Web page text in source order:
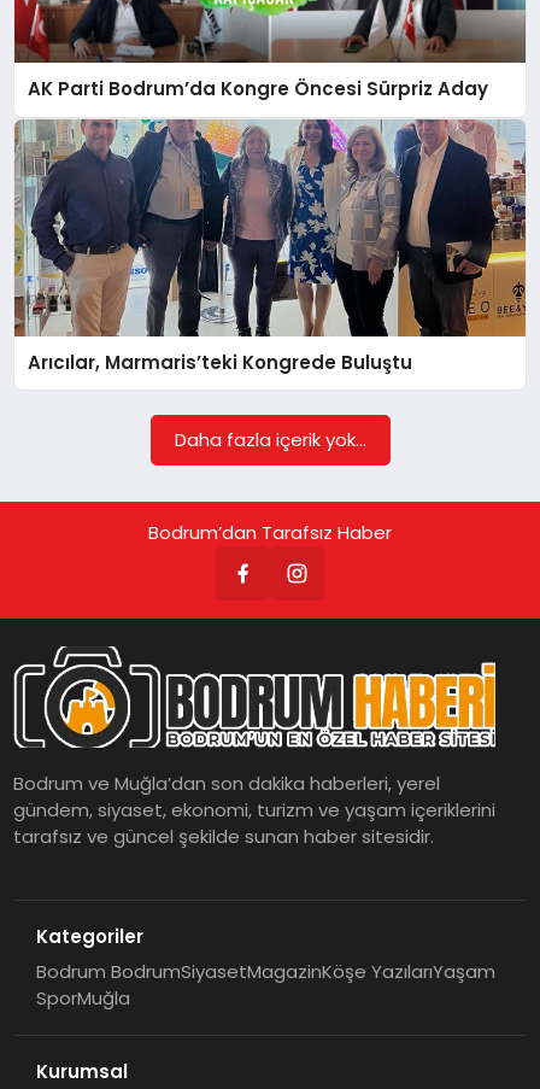
KÖŞE YAZILARI
YAŞAM
SPOR
MUĞLA
AK Parti Bodrum’da Kongre Öncesi Sürpriz Aday
Arıcılar, Marmaris’teki Kongrede Buluştu
Daha fazla içerik yok...
Bodrum’dan Tarafsız Haber
Bodrum ve Muğla’dan son dakika haberleri, yerel
gündem, siyaset, ekonomi, turizm ve yaşam içeriklerini
tarafsız ve güncel şekilde sunan haber sitesidir.
Kategoriler
Bodrum BodrumSiyasetMagazinKöşe YazılarıYaşam
SporMuğla
Kurumsal